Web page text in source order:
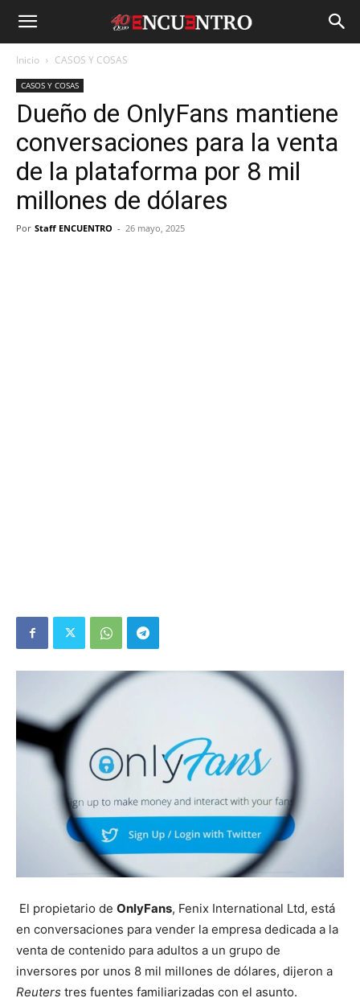
Inicio CASOS Y COSAS
CASOS Y COSAS
Dueño de OnlyFans mantiene
conversaciones para la venta
de la plataforma por 8 mil
millones de dólares
Por Staff ENCUENTRO - 26 mayo, 2025
El propietario de OnlyFans, Fenix International Ltd, está
en conversaciones para vender la empresa dedicada a la
venta de contenido para adultos a un grupo de
inversores por unos 8 mil millones de dólares, dijeron a
Reuters tres fuentes familiarizadas con el asunto.